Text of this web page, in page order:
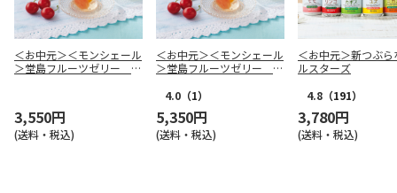
＜お中元＞＜モンシェール
＞堂島フルーツゼリー ９
3,550円
(送料・税込)
＜お中元＞＜モンシェール
＞堂島フルーツゼリー １
4.0 （1）
5,350円
(送料・税込)
＜お中元＞新つぶら
ルスターズ
4.8 （191）
3,780円
(送料・税込)